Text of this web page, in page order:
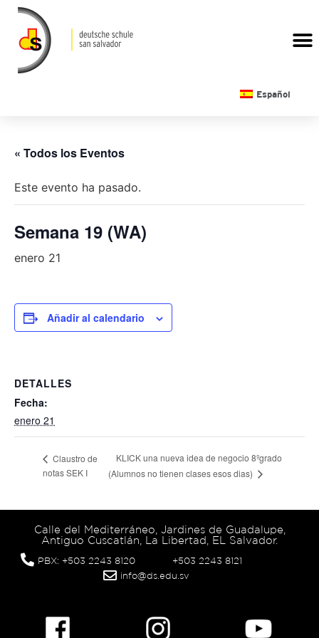
Español
« Todos los Eventos
Este evento ha pasado.
Semana 19 (WA)
enero 21
Añadir al calendario
DETALLES
Fecha:
enero 21
Claustro de
notas SEK I
KLICK una nueva idea de negocio 8ºgrado
(Alumnos no tienen clases esos dias)
Calle del Mediterráneo, Jardines de Guadalupe,
Antiguo Cuscatlán, La Libertad, EL Salvador.
PBX: +503 2243 8120
+503 2243 8121
info@ds.edu.sv